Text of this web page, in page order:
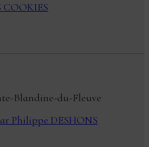
COOKIES
Blandine-du-Fleuve
Philippe DESHONS